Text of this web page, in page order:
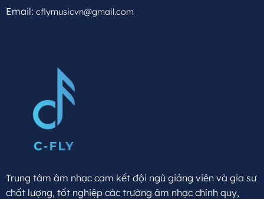
Email: cflymusicvn@gmail.com
Trung tâm âm nhạc cam kết đội ngũ giảng viên và gia sư
chất lượng, tốt nghiệp các trường âm nhạc chính quy,